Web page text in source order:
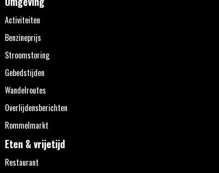
Activiteiten
Benzineprijs
Stroomstoring
Gebedstijden
Wandelroutes
Overlijdensberichten
Rommelmarkt
Eten & vrijetijd
Restaurant